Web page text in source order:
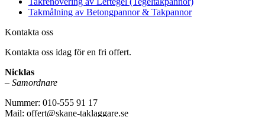
Takmålning av Betongpannor & Takpannor
Kontakta oss
Kontakta oss idag för en fri offert.
Nicklas
– Samordnare
Nummer: 010-555 91 17
Mail: offert@skane-taklaggare.se